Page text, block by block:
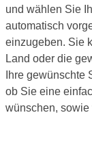
und wählen Sie
automatisch
einzugeben. Sie
Land oder die
Ihre gewünschte
ob Sie eine
wünschen, sowie